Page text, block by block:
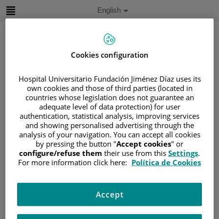
Language
selector
Active
Language
English
/PATIENT AREA
/UNDERSTANDING CANCER
/PATIENT INFORMATION AND SUPPORT
FUNCTIONAL AREAS/SARCOMA
/OSTEOSARCOMA
Factores pronósticos
Cookies configuration
Hospital Universitario Fundación Jiménez Díaz uses its
own cookies and those of third parties (located in
countries whose legislation does not guarantee an
adequate level of data protection) for user
authentication, statistical analysis, improving services
and showing personalised advertising through the
analysis of your navigation. You can accept all cookies
by pressing the button "Accept cookies" or
configure/refuse them their use from this Settings.
For more information click here: Política de Cookies
Accept